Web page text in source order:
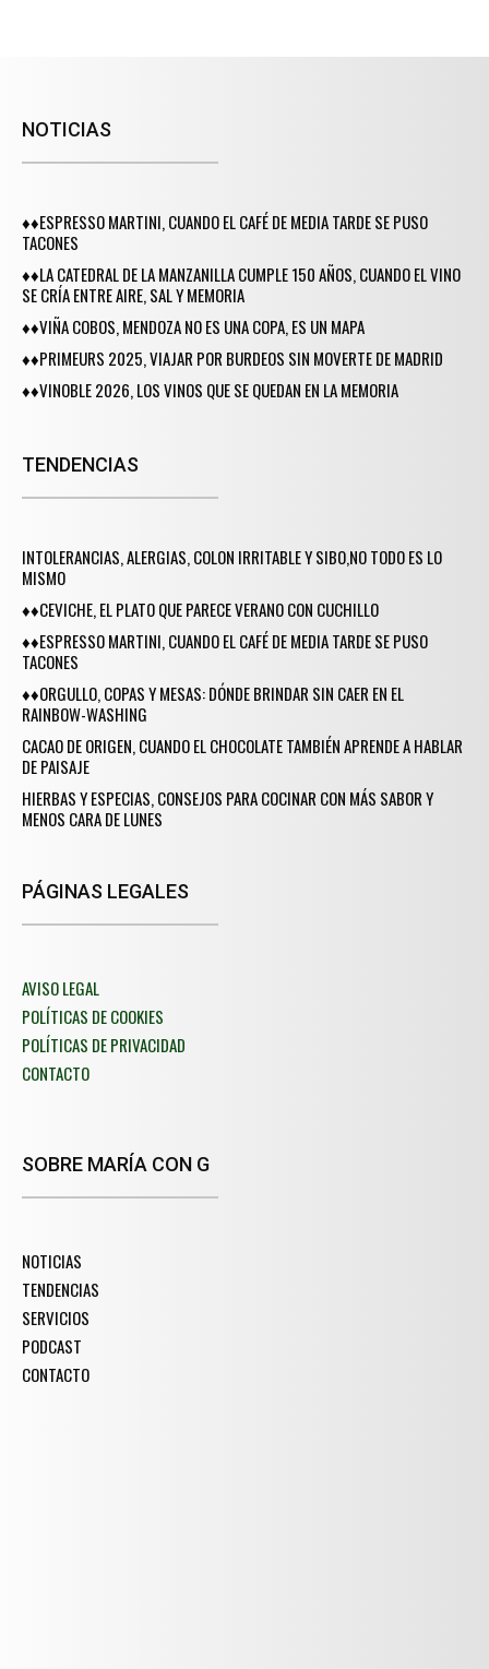
NOTICIAS
♦♦ESPRESSO MARTINI, CUANDO EL CAFÉ DE MEDIA TARDE SE PUSO
TACONES
♦♦LA CATEDRAL DE LA MANZANILLA CUMPLE 150 AÑOS, CUANDO EL VINO
SE CRÍA ENTRE AIRE, SAL Y MEMORIA
♦♦VIÑA COBOS, MENDOZA NO ES UNA COPA, ES UN MAPA
♦♦PRIMEURS 2025, VIAJAR POR BURDEOS SIN MOVERTE DE MADRID
♦♦VINOBLE 2026, LOS VINOS QUE SE QUEDAN EN LA MEMORIA
TENDENCIAS
INTOLERANCIAS, ALERGIAS, COLON IRRITABLE Y SIBO,NO TODO ES LO
MISMO
♦♦CEVICHE, EL PLATO QUE PARECE VERANO CON CUCHILLO
♦♦ESPRESSO MARTINI, CUANDO EL CAFÉ DE MEDIA TARDE SE PUSO
TACONES
♦♦ORGULLO, COPAS Y MESAS: DÓNDE BRINDAR SIN CAER EN EL
RAINBOW-WASHING
CACAO DE ORIGEN, CUANDO EL CHOCOLATE TAMBIÉN APRENDE A HABLAR
DE PAISAJE
HIERBAS Y ESPECIAS, CONSEJOS PARA COCINAR CON MÁS SABOR Y
MENOS CARA DE LUNES
PÁGINAS LEGALES
AVISO LEGAL
POLÍTICAS DE COOKIES
POLÍTICAS DE PRIVACIDAD
CONTACTO
SOBRE MARÍA CON G
NOTICIAS
TENDENCIAS
SERVICIOS
PODCAST
CONTACTO